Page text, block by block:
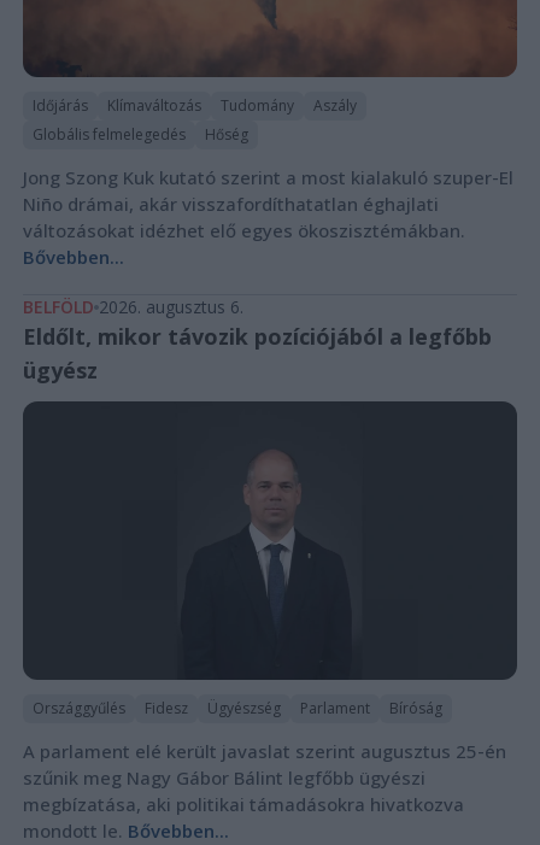
Időjárás Klímaváltozás Tudomány
Aszály
Globális felmelegedés
Hőség
Jong Szong Kuk kutató szerint a most kialakuló szuper-El
Niño drámai, akár visszafordíthatatlan éghajlati
változásokat idézhet elő egyes ökoszisztémákban.
Bővebben...
BELFÖLD 2026. augusztus 6.
Eldőlt, mikor távozik pozíciójából a legfőbb
ügyész
Országgyűlés Fidesz Ügyészség Parlament Bíróság
A parlament elé került javaslat szerint augusztus 25-én
szűnik meg Nagy Gábor Bálint legfőbb ügyészi
megbízatása, aki politikai támadásokra hivatkozva
mondott le. Bővebben...